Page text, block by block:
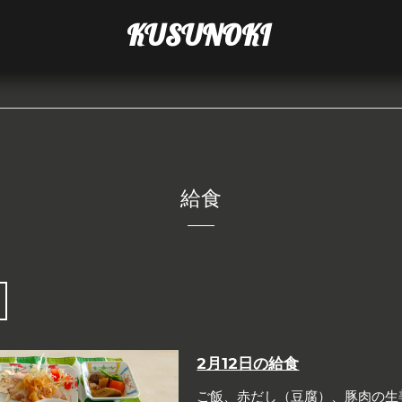
KUSUNOKI
給食
2月12日の給食
ご飯、赤だし（豆腐）、豚肉の